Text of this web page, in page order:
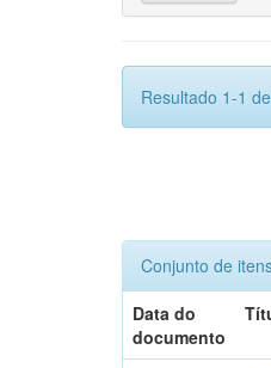
Resultado 1-1
Conjunto de
Data do
documento